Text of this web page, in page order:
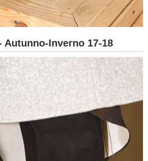
Autunno-Inverno 17-18